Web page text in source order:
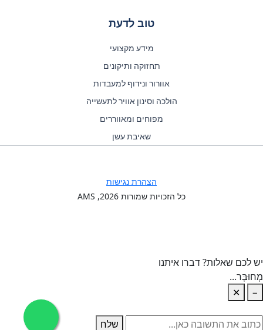
טוב לדעת
מידע מקצועי
תחזוקה ותיקונים
אוורור ונידוף למעבדות
הולכה וסינון אוויר לתעשייה
מפוחים ומאווררים
שאיבת עשן
כל הזכויות שמורות 2026
, AMS
הצהרת נגישות
יש לכם שאלות? דברו איתנו
מְחוּבָּר...
−
✕
שלח